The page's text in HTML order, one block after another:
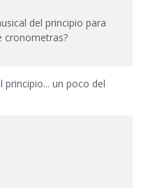
del principio para
cronometras?
principio... un poco del